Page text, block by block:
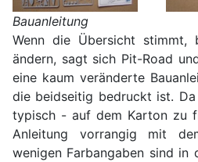
Bauanleitung
Wenn die Übersicht stimmt,
ändern, sagt sich Pit-Road
eine kaum veränderte
die beidseitig bedruckt ist.
typisch - auf dem Karton zu
Anleitung vorrangig mit
wenigen Farbangaben sind in